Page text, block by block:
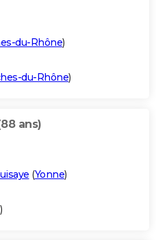
du-Rhône)
du-Rhône)
ans)
(Yonne)
)